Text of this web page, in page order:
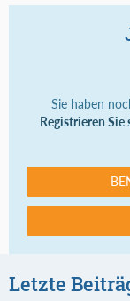
Sie haben
Registrieren Sie
Letzte